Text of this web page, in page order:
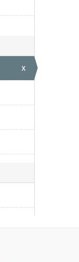
x